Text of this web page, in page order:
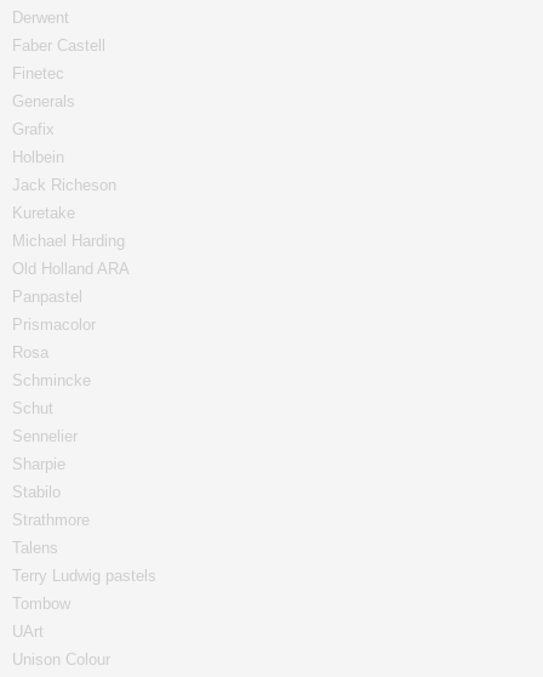
Derwent
Faber Castell
Finetec
Generals
Grafix
Holbein
Jack Richeson
Kuretake
Michael Harding
Old Holland ARA
Panpastel
Prismacolor
Rosa
Schmincke
Schut
Sennelier
Sharpie
Stabilo
Strathmore
Talens
Terry Ludwig pastels
Tombow
UArt
Unison Colour